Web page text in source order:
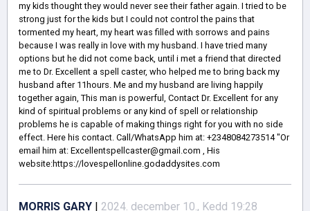
my kids thought they would never see their father again. I tried to be
strong just for the kids but I could not control the pains that
tormented my heart, my heart was filled with sorrows and pains
because I was really in love with my husband. I have tried many
options but he did not come back, until i met a friend that directed
me to Dr. Excellent a spell caster, who helped me to bring back my
husband after 11hours. Me and my husband are living happily
together again, This man is powerful, Contact Dr. Excellent for any
kind of spiritual problems or any kind of spell or relationship
problems he is capable of making things right for you with no side
effect. Here his contact. Call/WhatsApp him at: +2348084273514 "Or
email him at: Excellentspellcaster@gmail.com , His
website:https://lovespellonline.godaddysites.com
MORRIS GARY | 2024. december 10., Kedd 19:28